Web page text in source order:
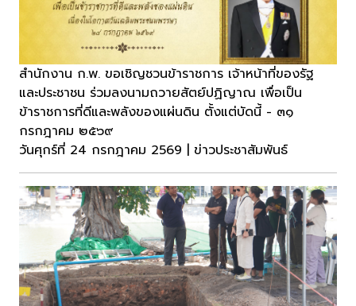
สำนักงาน ก.พ. ขอเชิญชวนข้าราชการ เจ้าหน้าที่ของรัฐ
และประชาชน ร่วมลงนามถวายสัตย์ปฏิญาณ เพื่อเป็น
ข้าราชการที่ดีและพลังของแผ่นดิน ตั้งแต่บัดนี้ - ๓๑
กรกฎาคม ๒๕๖๙
วันศุกร์ที่ 24 กรกฎาคม 2569 | ข่าวประชาสัมพันธ์